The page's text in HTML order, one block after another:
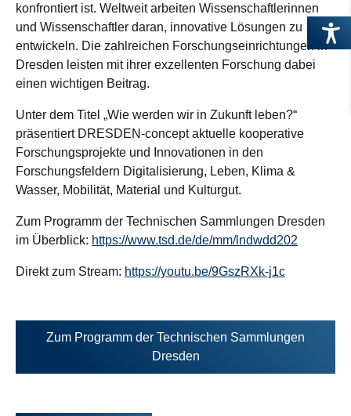
konfrontiert ist. Weltweit arbeiten Wissenschaftlerinnen
und Wissenschaftler daran, innovative Lösungen zu
entwickeln. Die zahlreichen Forschungseinrichtungen in
Dresden leisten mit ihrer exzellenten Forschung dabei
einen wichtigen Beitrag.
Unter dem Titel „Wie werden wir in Zukunft leben?“
präsentiert DRESDEN-concept aktuelle kooperative
Forschungsprojekte und Innovationen in den
Forschungsfeldern Digitalisierung, Leben, Klima &
Wasser, Mobilität, Material und Kulturgut.
Zum Programm der Technischen Sammlungen Dresden
im Überblick: https://www.tsd.de/de/mm/lndwdd202
Direkt zum Stream: https://youtu.be/9GszRXk-j1c
Zum Programm der Technischen Sammlungen
DresdenÖffnet
in